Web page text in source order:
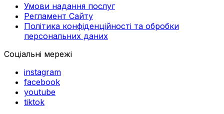
Умови надання послуг
Регламент Сайту
Політика конфіденційності та обробки
персональних даних
Соціальні мережі
instagram
facebook
youtube
tiktok